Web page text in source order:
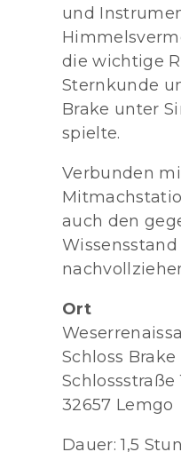
und
die wichtige
Sternkunde
Brake unter
spielte.
Verbunden
auch den
Ort
Schloss Brake
Schlossstraße
32657 Lemgo
Dauer: 1,5